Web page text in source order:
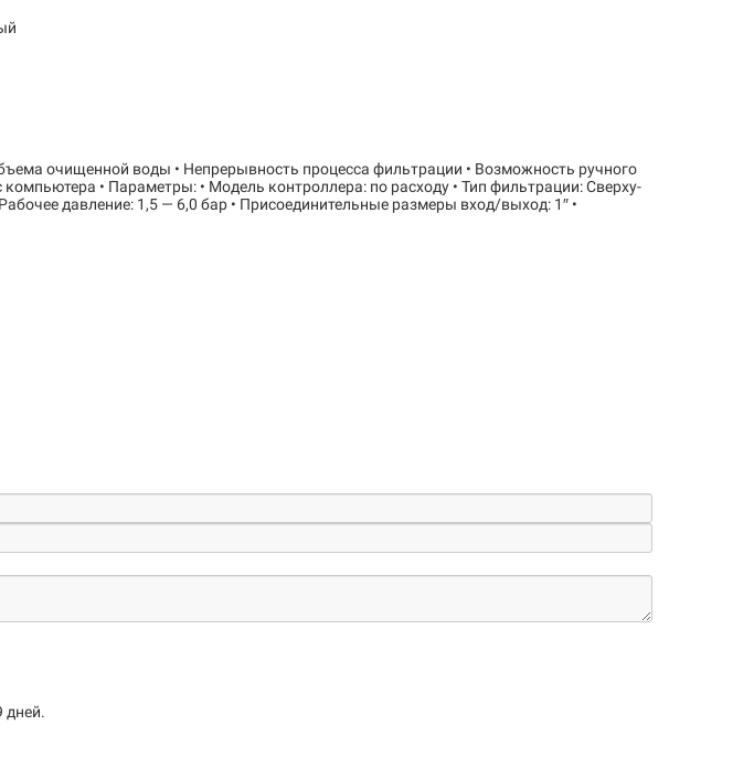
очищенной воды • Непрерывность процесса фильтрации • Возможность ручного
• Параметры: • Модель контроллера: по расходу • Тип фильтрации: Сверху-
давление: 1,5 — 6,0 бар • Присоединительные размеры вход/выход: 1″ •
дней.